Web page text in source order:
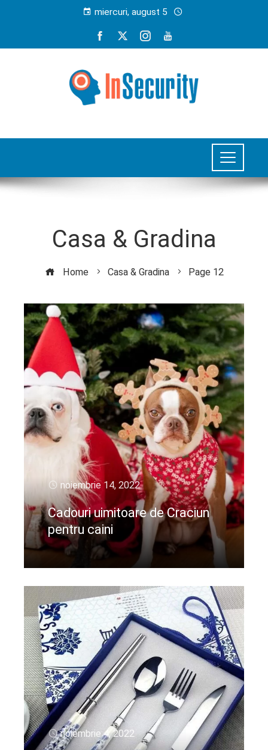
miercuri, august 5
Casa & Gradina
Home Casa & Gradina Page 12
noiembrie 14, 2022
Cadouri uimitoare de Craciun
pentru caini
CIteste mai departe
noiembrie 4, 2022